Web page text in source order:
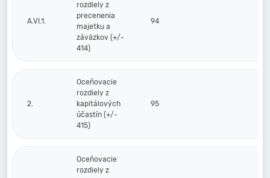
A.VI.1.
rozdiely z
precenenia
majetku a
záväzkov (+/-
414)
94
2.
Oceňovacie
rozdiely z
kapitálových
účastín (+/-
415)
95
Oceňovacie
rozdiely z